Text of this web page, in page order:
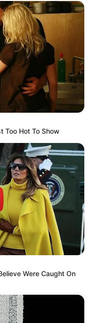
Too Hot To Show
Were Caught On